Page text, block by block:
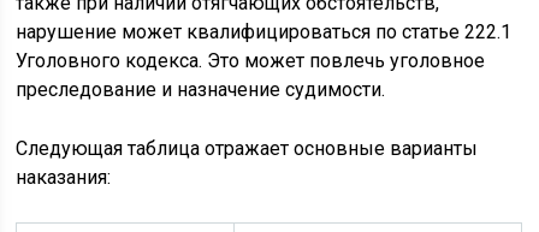
нарушение может квалифицироваться по статье 222.1
Уголовного кодекса. Это может повлечь уголовное
преследование и назначение судимости.
Следующая таблица отражает основные варианты
наказания: